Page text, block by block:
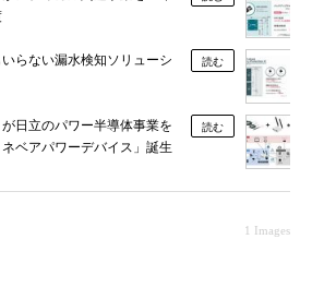
らない漏水検知ソリューシ
読む
日立のパワー半導体事業を
ベアパワーデバイス」誕生
読む
1 Images